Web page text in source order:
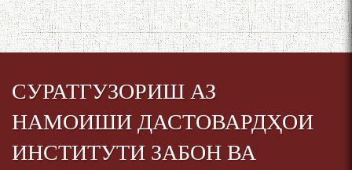
СУРАТГУЗОРИШ АЗ
НАМОИШИ ДАСТОВАРДҲОИ
ИНСТИТУТИ ЗАБОН ВА
Муъмин Қаноат\Meeting of
young talents with Mumyin
Kanoat